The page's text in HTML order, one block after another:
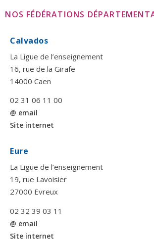
NOS FÉDÉRATIONS
Calvados
La Ligue de l’enseignement
16, rue de la Girafe
14000 Caen
02 31 06 11 00
@ email
Site internet
Eure
La Ligue de l’enseignement
19, rue Lavoisier
27000 Evreux
02 32 39 03 11
@ email
Site internet